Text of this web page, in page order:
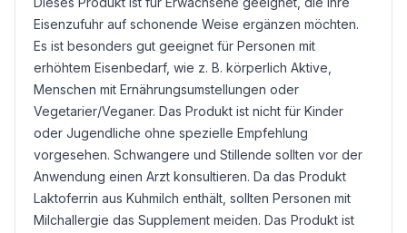
Eisenzufuhr auf schonende Weise ergänzen möchten.
Es ist besonders gut geeignet für Personen mit
erhöhtem Eisenbedarf, wie z. B. körperlich Aktive,
Menschen mit Ernährungsumstellungen oder
Vegetarier/Veganer. Das Produkt ist nicht für Kinder
oder Jugendliche ohne spezielle Empfehlung
vorgesehen. Schwangere und Stillende sollten vor der
Anwendung einen Arzt konsultieren. Da das Produkt
Laktoferrin aus Kuhmilch enthält, sollten Personen mit
Milchallergie das Supplement meiden. Das Produkt ist